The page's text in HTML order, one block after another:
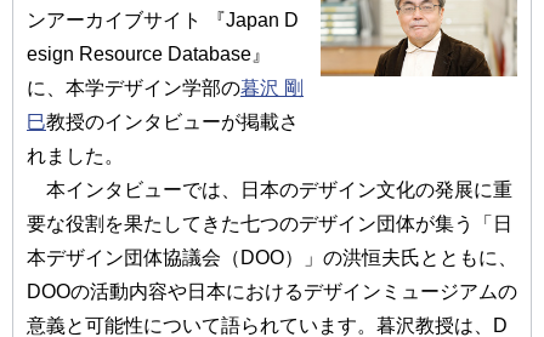
ンアーカイブサイト 『Japan D
esign Resource Database』
に、本学デザイン学部の暮沢 剛
巳教授のインタビューが掲載さ
れました。
本インタビューでは、日本のデザイン文化の発展に重
要な役割を果たしてきた七つのデザイン団体が集う「日
本デザイン団体協議会（DOO）」の洪恒夫氏とともに、
DOOの活動内容や日本におけるデザインミュージアムの
意義と可能性について語られています。暮沢教授は、D